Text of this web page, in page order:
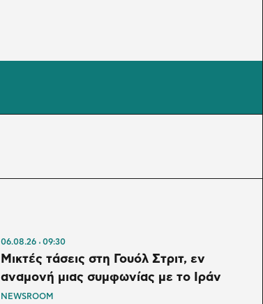
06.08.26 09:30
Μικτές τάσεις στη Γουόλ Στριτ, εν
αναμονή μιας συμφωνίας με το Ιράν
NEWSROOM